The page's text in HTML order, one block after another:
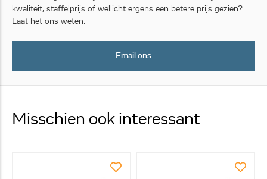
kwaliteit, staffelprijs of wellicht ergens een betere prijs gezien?
Laat het ons weten.
Email ons
Misschien ook interessant